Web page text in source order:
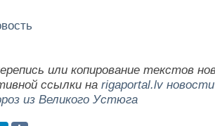
или копирование текстов
ссылки на rigaportal.lv новости
из Великого Устюга